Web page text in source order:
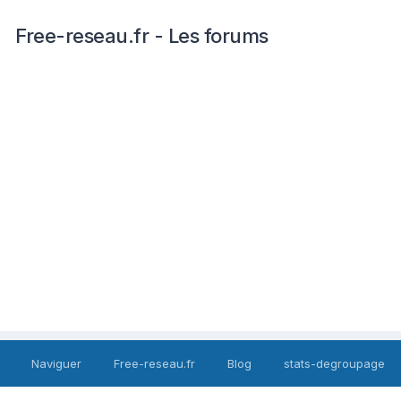
Free-reseau.fr - Les forums
Naviguer Free-reseau.fr Blog stats-degroupage